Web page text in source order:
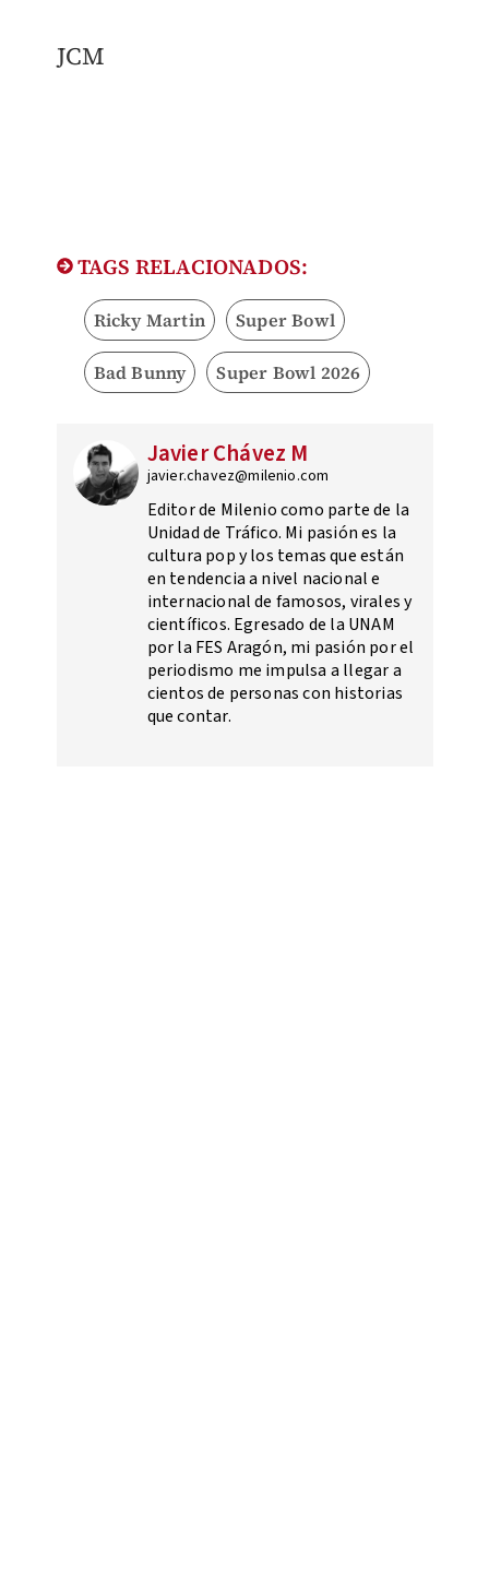
JCM
TAGS RELACIONADOS:
Ricky Martin Super Bowl
Bad Bunny Super Bowl 2026
Javier Chávez M
javier.chavez@milenio.com
Editor de Milenio como parte de la
Unidad de Tráfico. Mi pasión es la
cultura pop y los temas que están
en tendencia a nivel nacional e
internacional de famosos, virales y
científicos. Egresado de la UNAM
por la FES Aragón, mi pasión por el
periodismo me impulsa a llegar a
cientos de personas con historias
que contar.